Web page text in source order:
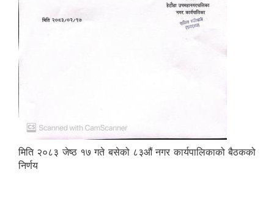
मिति २०८३ जेष्ठ १७ गते बसेको ८३औं नगर कार्यपालिकाको बैठकको
निर्णय